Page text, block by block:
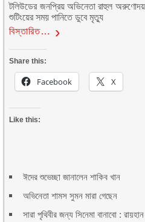
টলিউডের জনপ্রিয় অভিনেতা রাহুল
শুটিংয়ের সময় পানিতে ডুবে মৃত্যু
বিস্তারিত…
Share this:
Facebook X
Like this:
ঈদের শুভেচ্ছা জানালেন শাকিব খান
অভিনেতা শামস সুমন মারা গেছেন
সারা পৃথিবীর জন্য সিনেমা বানাবো :